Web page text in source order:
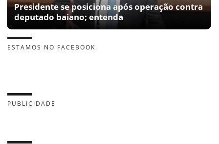
Presidente se posiciona após operação contra
deputado baiano; entenda
ESTAMOS NO FACEBOOK
PUBLICIDADE